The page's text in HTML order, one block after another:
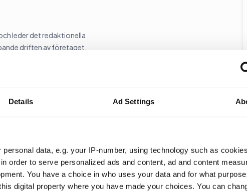
Details Ad Settings
personal data, e.g. your IP-number, using technology such as
order to serve personalized ads and content, ad and content
You have a choice in who uses your data and for what
digital property where you have made your choices. You can
leder det redaktionella
driften av företaget.
Affärer